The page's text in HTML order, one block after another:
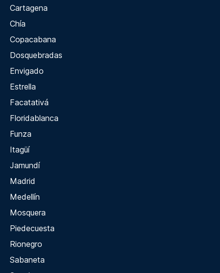
Cartagena
Chía
Copacabana
Dosquebradas
Envigado
Estrella
Facatativá
Floridablanca
Funza
Itagüí
Jamundí
Madrid
Medellín
Mosquera
Piedecuesta
Rionegro
Sabaneta